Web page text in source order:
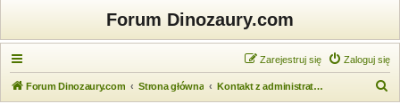
Forum Dinozaury.com
Zaloguj się
Zarejestruj się
Forum Dinozaury.com Strona główna Kontakt z administratorem witryny